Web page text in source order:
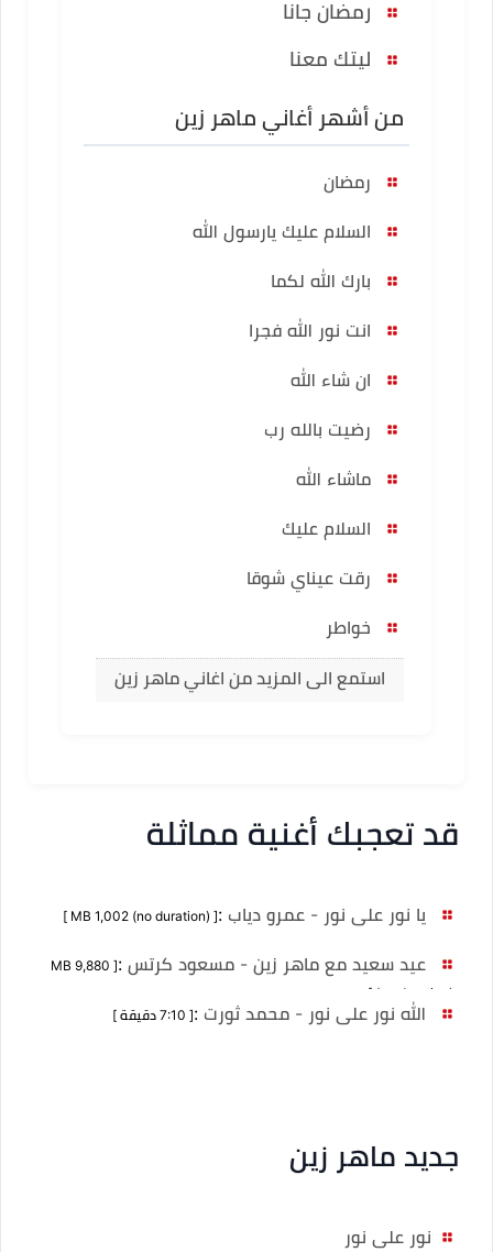
رمضان جانا
ليتك معنا
من أشهر أغاني ماهر زين
رمضان
السلام عليك يارسول الله
بارك الله لكما
انت نور الله فجرا
ان شاء الله
رضيت بالله رب
ماشاء الله
السلام عليك
رقت عيناي شوقا
خواطر
استمع الى المزيد من اغاني ماهر زين
قد تعجبك أغنية مماثلة
يا نور على نور - عمرو دياب :
[ MB 1,002 (no duration) ]
عيد سعيد مع ماهر زين - مسعود كرتس :
[ MB 9,880
(no duration) ]
الله نور على نور - محمد ثورت :[ 7:10 دقيقة ]
جديد ماهر زين
نور على نور